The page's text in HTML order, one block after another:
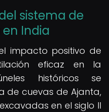
sistema de
India
impacto positivo de
eficaz en la
históricos se
de cuevas de Ajanta,
en el siglo II